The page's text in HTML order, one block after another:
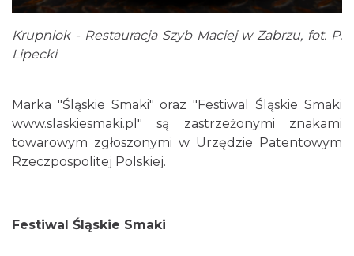
Krupniok - Restauracja Szyb Maciej w Zabrzu, fot. P.
Lipecki
Marka "Śląskie Smaki" oraz "Festiwal Śląskie Smaki
www.slaskiesmaki.pl" są zastrzeżonymi znakami
towarowym zgłoszonymi w Urzędzie Patentowym
Rzeczpospolitej Polskiej.
Festiwal Śląskie Smaki